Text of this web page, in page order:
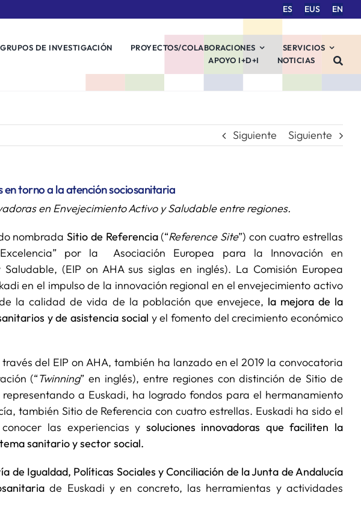
ES EUS EN
GRUPOS DE INVESTIGACIÓN PROYECTOS/COLABORACIONES
SERVICIOS
APOYO I+D+I
NOTICIAS
Siguiente Siguiente
en torno a la atención sociosanitaria
en Envejecimiento Activo y Saludable entre regiones.
nombradaSitio de Referencia(“Reference Site”) con cuatro estrellas
por la Asociación Europea para la Innovación en
(EIP on AHA sus siglas en inglés). La Comisión Europea
en el impulso de la innovación regional en el envejecimiento activo
la calidad de vida de la población que envejece, la mejora de la
y de asistencia social y el fomento del crecimiento económico
del EIP on AHA, también ha lanzado en el 2019 la convocatoria
(“Twinning” en inglés), entre regiones con distinción de Sitio de
representando a Euskadi, ha logrado fondos para el hermanamiento
también Sitio de Referencia con cuatro estrellas. Euskadi ha sido el
las experiencias y soluciones innovadoras que faciliten la
sanitario y sector social.
de Igualdad, Políticas Sociales y Conciliación de la Junta de Andalucía
de Euskadi y en concreto, las herramientas y actividades